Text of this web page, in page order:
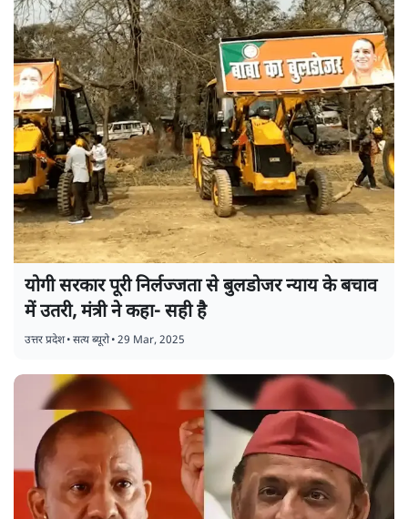
योगी सरकार पूरी निर्लज्जता से बुलडोजर न्याय के बचाव
में उतरी, मंत्री ने कहा- सही है
उत्तर प्रदेश•सत्य ब्यूरो•29 Mar, 2025